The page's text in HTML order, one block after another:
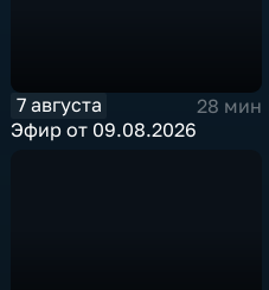
7 августа
28 мин
Эфир от 09.08.2026